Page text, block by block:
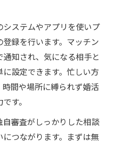
効率を上げる仕組み
備の最新事情解説
ンサービスの進化と現
げる婚活の可能性とは
きオンライン相談所比
ンの最新支援制度を知
ステムやアプリを使いプ
録を行います。マッチン
知され、気になる相手と
設定できます。忙しい方
間や場所に縛られず婚活
す。
審査がしっかりした相談
つながります。まずは無